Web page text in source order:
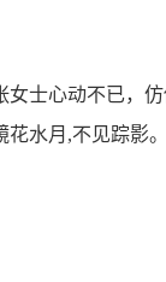
士心动不已，
水月,不见踪影。